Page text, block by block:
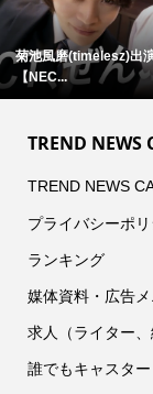
菊池風磨(timelesz)
【NEC...
TREND NEWS
TREND NEWS
プライバシーポ
ランキング
媒体資料・広告
求人（ライター、
誰でもキャスタ